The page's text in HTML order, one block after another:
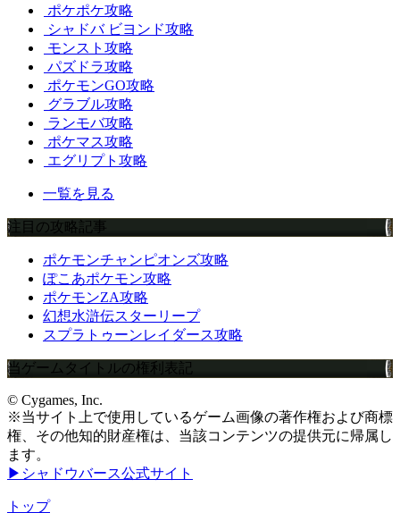
ポケポケ攻略
シャドバ ビヨンド攻略
モンスト攻略
パズドラ攻略
ポケモンGO攻略
グラブル攻略
ランモバ攻略
ポケマス攻略
エグリプト攻略
一覧を見る
注目の攻略記事
ポケモンチャンピオンズ攻略
ぽこあポケモン攻略
ポケモンZA攻略
幻想水滸伝スターリープ
スプラトゥーンレイダース攻略
当ゲームタイトルの権利表記
© Cygames, Inc.
※当サイト上で使用しているゲーム画像の著作権および商標
権、その他知的財産権は、当該コンテンツの提供元に帰属し
ます。
▶シャドウバース公式サイト
トップ